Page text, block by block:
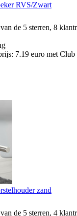
RVS/Zwart
de 5 sterren, 8
7.19 euro met
zand
de 5 sterren, 4